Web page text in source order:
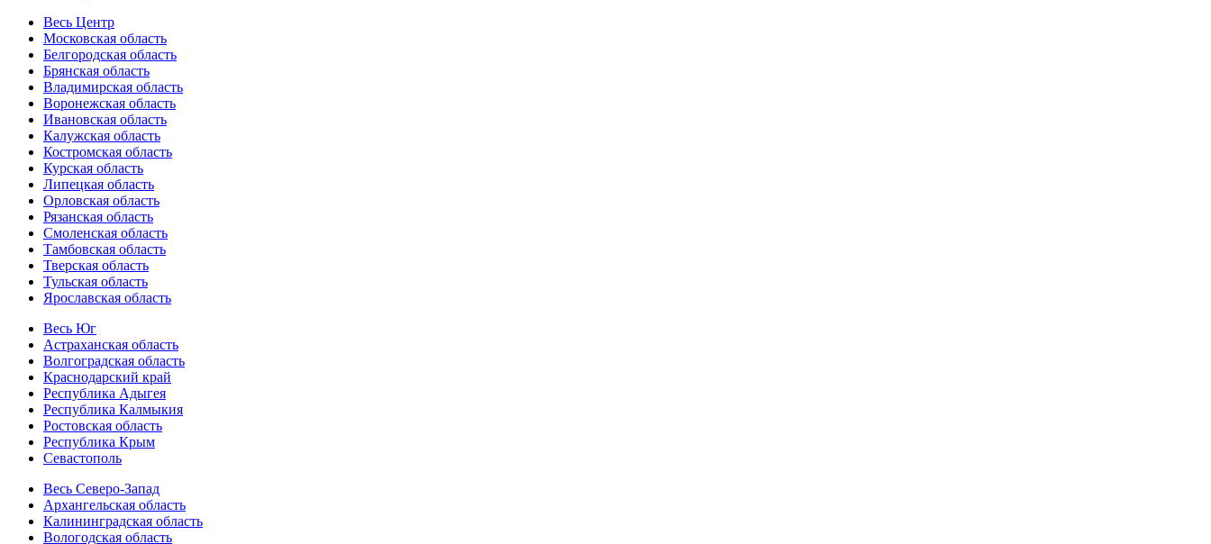
Весь Центр
Московская область
Белгородская область
Брянская область
Владимирская область
Воронежская область
Ивановская область
Калужская область
Костромская область
Курская область
Липецкая область
Орловская область
Рязанская область
Смоленская область
Тамбовская область
Тверская область
Тульская область
Ярославская область
Весь Юг
Астраханская область
Волгоградская область
Краснодарский край
Республика Адыгея
Республика Калмыкия
Ростовская область
Республика Крым
Севастополь
Весь Северо-Запад
Архангельская область
Калининградская область
Вологодская область